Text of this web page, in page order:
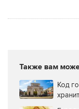
Также вам
Код